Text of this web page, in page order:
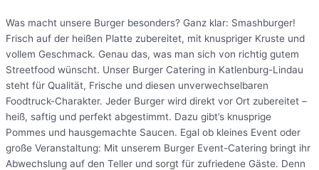
Was macht unsere Burger besonders? Ganz klar: Smashburger!
Frisch auf der heißen Platte zubereitet, mit knuspriger Kruste und
vollem Geschmack. Genau das, was man sich von richtig gutem
Streetfood wünscht. Unser Burger Catering in Katlenburg-Lindau
steht für Qualität, Frische und diesen unverwechselbaren
Foodtruck-Charakter. Jeder Burger wird direkt vor Ort zubereitet –
heiß, saftig und perfekt abgestimmt. Dazu gibt’s knusprige
Pommes und hausgemachte Saucen. Egal ob kleines Event oder
große Veranstaltung: Mit unserem Burger Event-Catering bringt ihr
Abwechslung auf den Teller und sorgt für zufriedene Gäste. Denn